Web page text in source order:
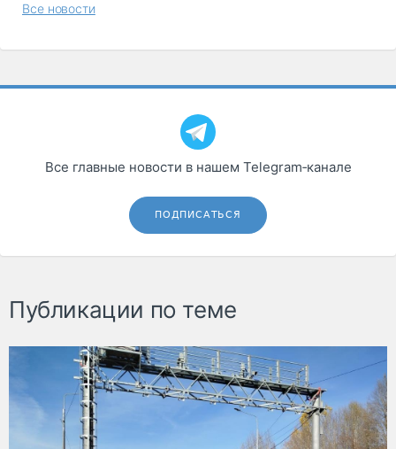
Все новости
Все главные новости в нашем Telegram‑канале
ПОДПИСАТЬСЯ
Публикации по теме